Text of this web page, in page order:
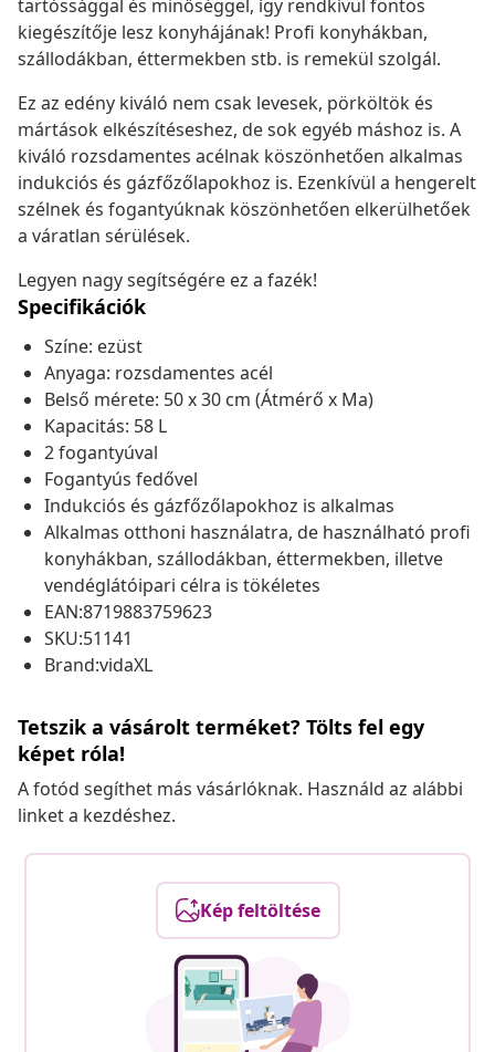
tartóssággal és minőséggel, így rendkívül fontos
kiegészítője lesz konyhájának! Profi konyhákban,
szállodákban, éttermekben stb. is remekül szolgál.
Ez az edény kiváló nem csak levesek, pörköltök és
mártások elkészítéseshez, de sok egyéb máshoz is. A
kiváló rozsdamentes acélnak köszönhetően alkalmas
indukciós és gázfőzőlapokhoz is. Ezenkívül a hengerelt
szélnek és fogantyúknak köszönhetően elkerülhetőek
a váratlan sérülések.
Legyen nagy segítségére ez a fazék!
Specifikációk
Színe: ezüst
Anyaga: rozsdamentes acél
Belső mérete: 50 x 30 cm (Átmérő x Ma)
Kapacitás: 58 L
2 fogantyúval
Fogantyús fedővel
Indukciós és gázfőzőlapokhoz is alkalmas
Alkalmas otthoni használatra, de használható profi
konyhákban, szállodákban, éttermekben, illetve
vendéglátóipari célra is tökéletes
EAN:8719883759623
SKU:51141
Brand:vidaXL
Tetszik a vásárolt terméket? Tölts fel egy
képet róla!
A fotód segíthet más vásárlóknak. Használd az alábbi
linket a kezdéshez.
Kép feltöltése